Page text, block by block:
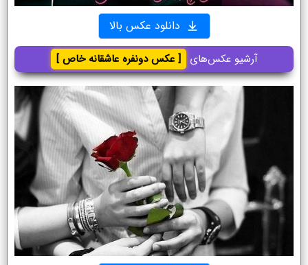
دانلود عکس بالا
آرشیو عکس‌های [ عکس دونفره عاشقانه خاص ]